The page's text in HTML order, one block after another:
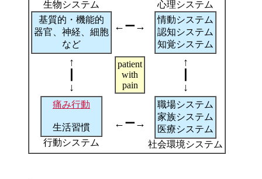
生物システム
基質的・機能的
器官、神経、細胞
など
←ー→
心理システム
情動システム
認知システム
知覚システム
↑
↓
patient
with
pain
↑
↓
痛み行動
生活習慣
行動システム
←ー→
職場システム
家族システム
医療システム
社会環境システム